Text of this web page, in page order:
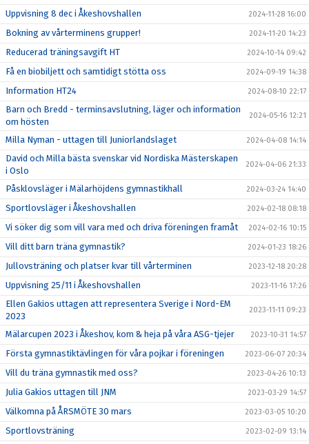
Uppvisning 8 dec i Åkeshovshallen 2024-11-28 16:00
Bokning av vårterminens grupper! 2024-11-20 14:23
Reducerad träningsavgift HT 2024-10-14 09:42
Få en biobiljett och samtidigt stötta oss 2024-09-19 14:38
Information HT24 2024-08-10 22:17
Barn och Bredd - terminsavslutning, läger och information
om hösten
2024-05-16 12:21
Milla Nyman - uttagen till Juniorlandslaget 2024-04-08 14:14
David och Milla bästa svenskar vid Nordiska Mästerskapen
i Oslo
2024-04-06 21:33
Påsklovsläger i Mälarhöjdens gymnastikhall 2024-03-24 14:40
Sportlovsläger i Åkeshovshallen 2024-02-18 08:18
Vi söker dig som vill vara med och driva föreningen framåt 2024-02-16 10:15
Vill ditt barn träna gymnastik? 2024-01-23 18:26
Jullovsträning och platser kvar till vårterminen 2023-12-18 20:28
Uppvisning 25/11 i Åkeshovshallen 2023-11-16 17:26
Ellen Gakios uttagen att representera Sverige i Nord-EM
2023
2023-11-11 09:23
Mälarcupen 2023 i Åkeshov, kom & heja på våra ASG-tjejer 2023-10-31 14:57
Första gymnastiktävlingen för våra pojkar i föreningen 2023-06-07 20:34
Vill du träna gymnastik med oss? 2023-04-26 10:13
Julia Gakios uttagen till JNM 2023-03-29 14:57
Välkomna på ÅRSMÖTE 30 mars 2023-03-05 10:20
Sportlovsträning 2023-02-09 13:14